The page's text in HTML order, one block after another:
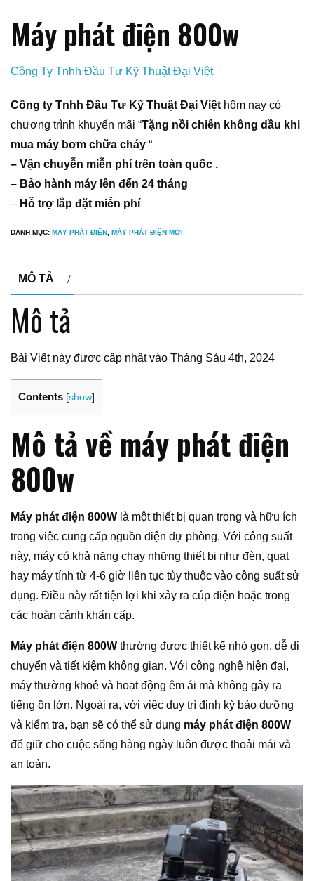
Máy phát điện 800w
Công Ty Tnhh Đầu Tư Kỹ Thuật Đại Việt
Công ty Tnhh Đầu Tư Kỹ Thuật Đại Việt hôm nay có
chương trình khuyến mãi “Tặng nồi chiên không dầu khi
mua máy bơm chữa cháy “
– Vận chuyễn miễn phí trên toàn quốc .
– Bảo hành máy lên đến 24 tháng
– Hỗ trợ lắp đặt miễn phí
DANH MỤC: MÁY PHÁT ĐIỆN MÁY PHÁT ĐIỆN MỚI
MÔ TẢ
Mô tả
Bài Viết này được cập nhật vào Tháng Sáu 4th, 2024
Contents [show]
Mô tả về máy phát điện
800w
Máy phát điện 800W là một thiết bị quan trọng và hữu ích
trong việc cung cấp nguồn điện dự phòng. Với công suất
này, máy có khả năng chạy những thiết bị như đèn, quạt
hay máy tính từ 4-6 giờ liên tục tùy thuộc vào công suất sử
dụng. Điều này rất tiện lợi khi xảy ra cúp điện hoặc trong
các hoàn cảnh khẩn cấp.
Máy phát điện 800W thường được thiết kế nhỏ gọn, dễ di
chuyển và tiết kiệm không gian. Với công nghệ hiện đại,
máy thường khoẻ và hoạt động êm ái mà không gây ra
tiếng ồn lớn. Ngoài ra, với việc duy trì định kỳ bảo dưỡng
và kiểm tra, bạn sẽ có thể sử dụng máy phát điện 800W
để giữ cho cuộc sống hàng ngày luôn được thoải mái và
an toàn.